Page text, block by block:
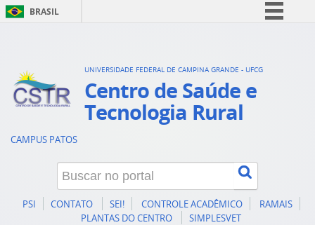
BRASIL
Acesso à informação
Legislação
UNIVERSIDADE FEDERAL DE CAMPINA GRANDE - UFCG
Centro de Saúde e
Tecnologia Rural
CAMPUS PATOS
PSI CONTATO SEI! CONTROLE ACADÊMICO
RAMAIS
PLANTAS DO CENTRO
SIMPLESVET